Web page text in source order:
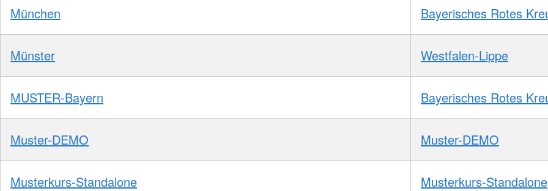
München Bayerisches Rotes
Münster Westfalen-Lippe
MUSTER-Bayern Bayerisches Rotes
Muster-DEMO Muster-DEMO
Musterkurs-Standalone Musterkurs-Standalone